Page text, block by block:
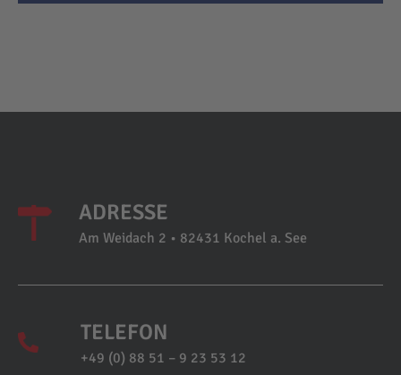
ADRESSE
Am Weidach 2 • 82431 Kochel a. See
TELEFON
+49 (0) 88 51 – 9 23 53 12